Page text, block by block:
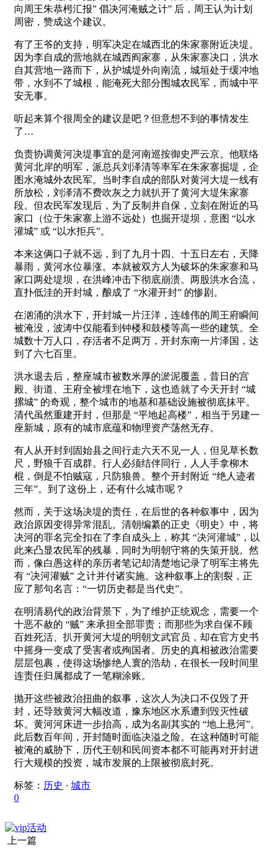
向周王朱恭枵汇报” 倡决河淹贼之计” 后，周王认为计划
周密，赞成这个建议。
有了王爷的支持，明军决定在城西北的朱家寨附近决堤。
因为李自成的营地就在城西阎家寨，从朱家寨决口，洪水
自其营地一路而下，从护城堤外向南流，城垣处于缓冲地
带，水到不了城根，能淹死大部分围城农民军，而城中平
安无事。
听起来算个很周全的建议是吧？但意想不到的事情发生
了…
负责协调黄河决堤事宜的是河南巡按御史严云京。他联络
黄河北岸的明军，派总兵刘泽清等率军在朱家寨掘堤，企
图水淹城外农民军。当时李自成的部队对黄河大堤一线有
所放松，刘泽清不费吹灰之力就扒开了黄河大堤朱家寨
段。但农民军发现后，为了反制并自保，立刻在附近的马
家口（位于朱家寨上游不远处）也掘开堤坝，意图 “以水
灌城” 或 “以水拒兵”。
本来这俩口子就不远，到了九月十四、十五日左右，天降
暴雨，黄河水位暴涨。本就被双方人为破坏的朱家寨和马
家口两处堤坝，在洪峰冲击下彻底崩溃。两股洪水合流，
直扑低洼的开封城，酿成了 “水灌开封” 的惨剧。
在汹涌的洪水下，开封城一片汪洋，连雄伟的周王府瞬间
被淹没，波涛中仅能看到钟楼和鼓楼等高一些的建筑。全
城数十万人口，存活者不足两万，开封东南一片泽国，达
到了六七百里。
洪水退去后，整座城市被数米厚的淤泥覆盖，昔日的宫
殿、街道、王府全被埋在地下，这也造就了今天开封 “城
摞城” 的奇观，整个城市的地基和基础设施被彻底抹平。
清代虽然重建开封，但那是 “平地起高楼”，相当于另建一
座新城，原有的城市底蕴和物理资产荡然无存。
有人从开封到固始县之间行走六天不见一人，但见草长数
尺，野狼千百成群。行人必须结伴同行，人人手拿柳木
棍，倒是不怕贼寇，只防狼兽。整个开封附近 “绝人迹者
三年”。到了这份上，还有什么城市呢？
然而，关于这场决堤的责任，在后世的各种叙事中，因为
政治原因变得异常混乱。清朝编纂的正史《明史》中，将
决河的罪名完全扣在了李自成头上，称其 “决河灌城”，以
此来凸显农民军的残暴，同时为明朝守将的失策开脱。然
而，像白愚这样的亲历者笔记却清楚地记录了明军主将先
有 “决河灌贼” 之计并付诸实施。这种叙事上的割裂，正
应了那句名言：“一切历史都是当代史”。
在明清易代的政治背景下，为了维护正统观念，需要一个
十恶不赦的 “贼” 来承担全部罪责；而那些为求自保不顾
百姓死活、扒开黄河大堤的明朝文武官员，却在官方史书
中摇身一变成了受害者或殉国者。历史的真相被政治需要
层层包裹，使得这场惨绝人寰的浩劫，在很长一段时间里
连责任归属都成了一笔糊涂账。
抛开这些被政治扭曲的叙事，这次人为决口不仅毁了开
封，还导致黄河大幅改道，豫东地区水系遭到毁灭性破
坏。黄河河床进一步抬高，成为名副其实的 “地上悬河”。
此后数百年间，开封随时面临决溢之险。在这种随时可能
被淹的威胁下，历代王朝和民间资本都不可能再对开封进
行大规模的投资，城市发展的上限被彻底封死。
标签： 历史 · 城市
0
上一篇